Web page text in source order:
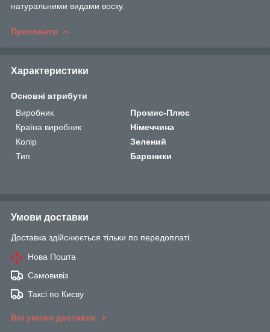
натуральними видами воску.
Приховати
Характеристики
Основні атрибути
Виробник
Промис-Плюс
Країна виробник
Німеччина
Колір
Зелений
Тип
Барвники
Умови доставки
Доставка здійснюється тільки по передоплаті.
Нова Пошта
Самовивіз
Таксі по Києву
Всі умови доставки